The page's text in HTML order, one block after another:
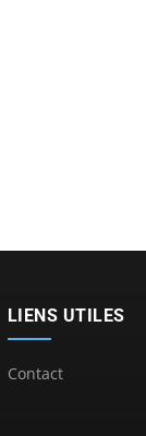
LIENS UTILES
Contact